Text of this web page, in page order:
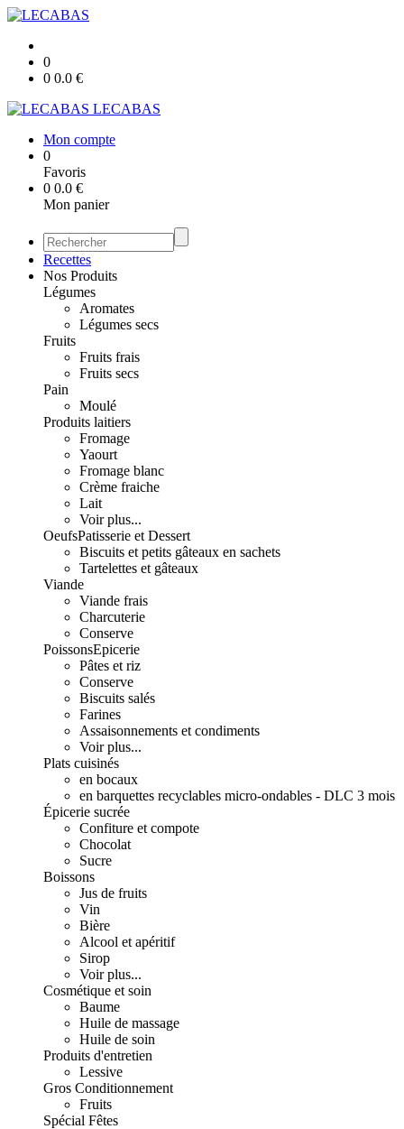
0
0 0.0 €
LECABAS
Mon compte
0
Favoris
0 0.0 €
Mon panier
Recettes
Nos Produits
Légumes
Aromates
Légumes secs
Fruits
Fruits frais
Fruits secs
Pain
Moulé
Produits laitiers
Fromage
Yaourt
Fromage blanc
Crème fraiche
Lait
Voir plus...
OeufsPatisserie et Dessert
Biscuits et petits gâteaux en sachets
Tartelettes et gâteaux
Viande
Viande frais
Charcuterie
Conserve
PoissonsEpicerie
Pâtes et riz
Conserve
Biscuits salés
Farines
Assaisonnements et condiments
Voir plus...
Plats cuisinés
en bocaux
en barquettes recyclables micro-ondables - DLC 3 mois
Épicerie sucrée
Confiture et compote
Chocolat
Sucre
Boissons
Jus de fruits
Vin
Bière
Alcool et apéritif
Sirop
Voir plus...
Cosmétique et soin
Baume
Huile de massage
Huile de soin
Produits d'entretien
Lessive
Gros Conditionnement
Fruits
Spécial Fêtes